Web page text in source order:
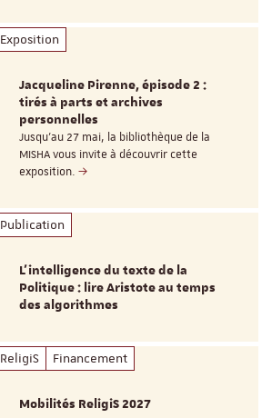
Exposition
Jacqueline Pirenne, épisode 2 :
tirés à parts et archives
personnelles
Jusqu’au 27 mai, la bibliothèque de la
MISHA vous invite à découvrir cette
exposition.
Publication
L’intelligence du texte de la
Politique : lire Aristote au temps
des algorithmes
ReligiS Financement
Mobilités ReligiS 2027